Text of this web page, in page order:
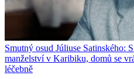
Smutný osud Júliuse Satinského:
manželství v Karibiku, domů se
léčebně